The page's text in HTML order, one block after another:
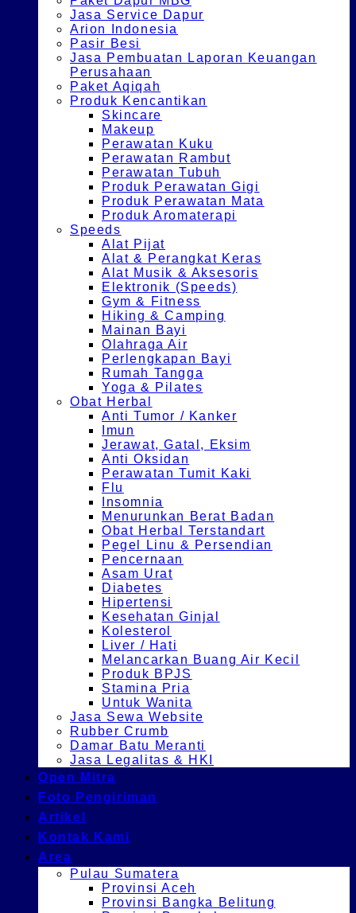
Jasa Service Dapur
Arion Indonesia
Pasir Besi
Jasa Pembuatan Laporan Keuangan
Perusahaan
Paket Aqiqah
Produk Kencantikan
Skincare
Makeup
Perawatan Kuku
Perawatan Rambut
Perawatan Tubuh
Produk Perawatan Gigi
Produk Perawatan Mata
Produk Aromaterapi
Speeds
Alat Pijat
Alat & Perangkat Keras
Alat Musik & Aksesoris
Elektronik (Speeds)
Gym & Fitness
Hiking & Camping
Mainan Bayi
Olahraga Air
Perlengkapan Bayi
Rumah Tangga
Yoga & Pilates
Obat Herbal
Anti Tumor / Kanker
Imun
Jerawat, Gatal, Eksim
Anti Oksidan
Perawatan Tumit Kaki
Flu
Insomnia
Menurunkan Berat Badan
Obat Herbal Terstandart
Pegel Linu & Persendian
Pencernaan
Asam Urat
Diabetes
Hipertensi
Kesehatan Ginjal
Kolesterol
Liver / Hati
Melancarkan Buang Air Kecil
Produk BPJS
Stamina Pria
Untuk Wanita
Jasa Sewa Website
Rubber Crumb
Damar Batu Meranti
Jasa Legalitas & HKI
Open Mitra
Foto Pengiriman
Artikel
Kontak Kami
Area
Pulau Sumatera
Provinsi Aceh
Provinsi Bangka Belitung